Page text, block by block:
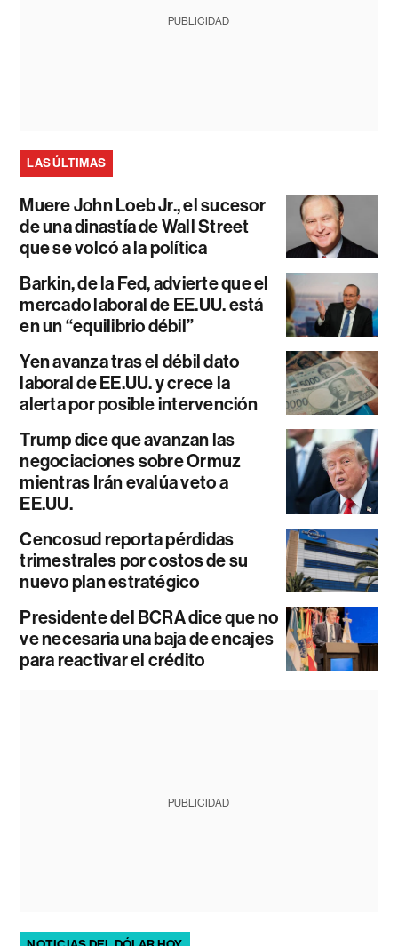
PUBLICIDAD
LAS ÚLTIMAS
Muere John Loeb Jr., el sucesor
de una dinastía de Wall Street
que se volcó a la política
Barkin, de la Fed, advierte que el
mercado laboral de EE.UU. está
en un “equilibrio débil”
Yen avanza tras el débil dato
laboral de EE.UU. y crece la
alerta por posible intervención
Trump dice que avanzan las
negociaciones sobre Ormuz
mientras Irán evalúa veto a
EE.UU.
Cencosud reporta pérdidas
trimestrales por costos de su
nuevo plan estratégico
Presidente del BCRA dice que no
ve necesaria una baja de encajes
para reactivar el crédito
PUBLICIDAD